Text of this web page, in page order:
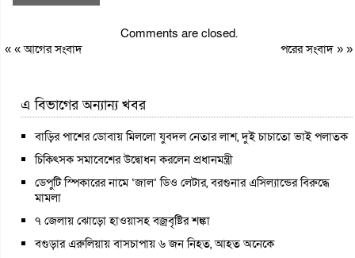
Comments are closed.
« «আগের সংবাদ পরের সংবাদ» »
এ বিভাগের অন্যান্য খবর
বাড়ির পাশের ডোবায় মিললো যুবদল নেতার লাশ, দুই চাচাতো ভাই পলাতক
চিকিৎসক সমাবেশের উদ্বোধন করলেন প্রধানমন্ত্রী
ডেপুটি স্পিকারের নামে ‘জাল’ ডিও লেটার, বরগুনার এসিল্যান্ডের বিরুদ্ধে
মামলা
৭ জেলায় ঝোড়ো হাওয়াসহ বজ্রবৃষ্টির শঙ্কা
বগুড়ার এরুলিয়ায় বাসচাপায় ৬ জন নিহত, আহত অনেকে